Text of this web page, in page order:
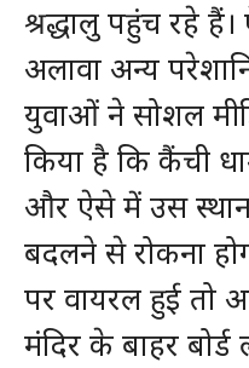
श्रद्धालु पहुंच रहे
अलावा अन्य
युवाओं ने सोशल
किया है कि कैंची
और ऐसे में उस
बदलने से रोकना
पर वायरल हुई तो
मंदिर के बाहर